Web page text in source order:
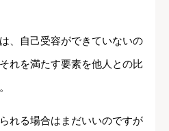
、自己受容ができていないの
れを満たす要素を他人との比
れる場合はまだいいのですが